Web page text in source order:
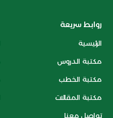
روابط سريعة
الرئيسية
مكتبة الدروس
مكتبة الخطب
مكتبة المقالات
تواصل معنا